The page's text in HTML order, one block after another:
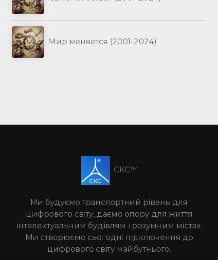
Мир меняется (2001-2024)
СКС™
Ми будуємо транспортний рівень для
цифрового світу, даємо опору для життя
інтелектуальним будівлям і розумним містах.
Ми створюємо сьогодні підключення до
цифрового світу майбутнього.